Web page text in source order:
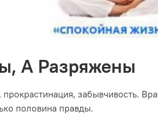
А Разряжены
забывчивость.
половина правды.